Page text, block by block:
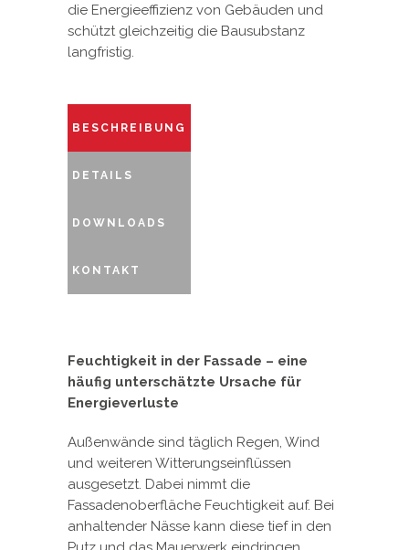
die Energieeffizienz von Gebäuden und
schützt gleichzeitig die Bausubstanz
langfristig.
BESCHREIBUNG
DETAILS
DOWNLOADS
KONTAKT
Feuchtigkeit in der Fassade – eine
häufig unterschätzte Ursache für
Energieverluste
Außenwände sind täglich Regen, Wind
und weiteren Witterungseinflüssen
ausgesetzt. Dabei nimmt die
Fassadenoberfläche Feuchtigkeit auf. Bei
anhaltender Nässe kann diese tief in den